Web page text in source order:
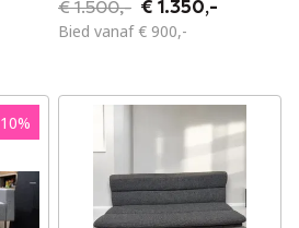
€ 1.500,- € 1.350,-
Bied vanaf € 900,-
10%